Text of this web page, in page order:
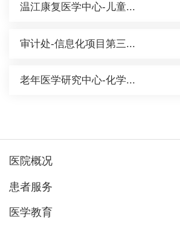
温江康复医学中心-儿童...
审计处-信息化项目第三...
老年医学研究中心-化学...
医院概况
患者服务
医学教育